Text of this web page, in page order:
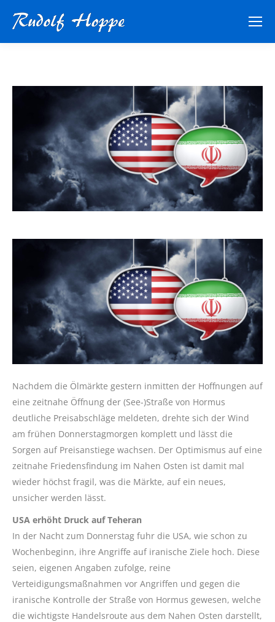
Nachdem die Ölmärkte gestern inmitten der Hoffnungen auf
eine zeitnahe Öffnung der (See-)Straße von Hormus
deutliche Preisabschläge meldeten, drehte sich der Wind
am frühen Donnerstagmorgen komplett und lässt die
Sorgen auf Preisanstiege wachsen. Der Optimismus auf eine
zeitnahe Friedensfindung im Nahen Osten ist damit mal
wieder höchst fragil, was die Märkte, auf ein neues,
unsicher werden lässt.
USA erhöht Druck auf Teheran
In der Nacht zum Donnerstag fuhr die USA, wie schon zu
Wochenbeginn, ihre Angriffe auf iranische Ziele hoch. Diese
seien, eigenen Angaben zufolge, reine
Verteidigungsmaßnahmen vor Angriffen und gegen die
iranische Kontrolle der Straße von Hormus gewesen, welche
die wichtigste Handelsroute aus dem Nahen Osten darstellt,